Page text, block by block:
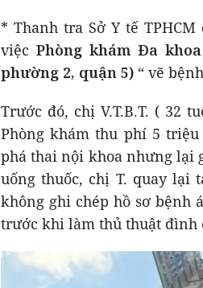
* Thanh tra Sở Y tế
việc Phòng khám Đa
phường 2, quận 5) “ vẽ
Trước đó, chị V.T.B.T. ( 32
Phòng khám thu phí 5 triệu
phá thai nội khoa nhưng lại
uống thuốc, chị T. quay lại
không ghi chép hồ sơ bệnh
trước khi làm thủ thuật đình